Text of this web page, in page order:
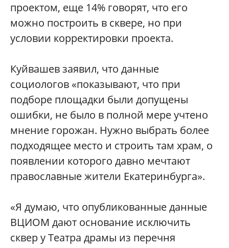
проектом, еще 14% говорят, что его
можно построить в сквере, но при
условии корректировки проекта.
Куйвашев заявил, что данные
социологов «показывают, что при
подборе площадки были допущены
ошибки, не было в полной мере учтено
мнение горожан. Нужно выбрать более
подходящее место и строить там храм, о
появлении которого давно мечтают
православные жители Екатеринбурга».
«Я думаю, что опубликованные данные
ВЦИОМ дают основание исключить
сквер у Театра драмы из перечня